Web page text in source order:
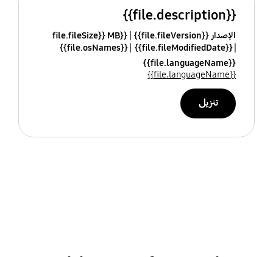
{{file.description}}
الإصدار {{file.fileVersion}}
{{file.fileSize}} MB
{{file.fileModifiedDate}}
{{file.osNames}}
{{file.languageName}}
{{file.languageName}}
تنزيل